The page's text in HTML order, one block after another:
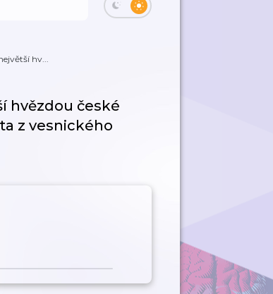
hv...
hvězdou české
z vesnického